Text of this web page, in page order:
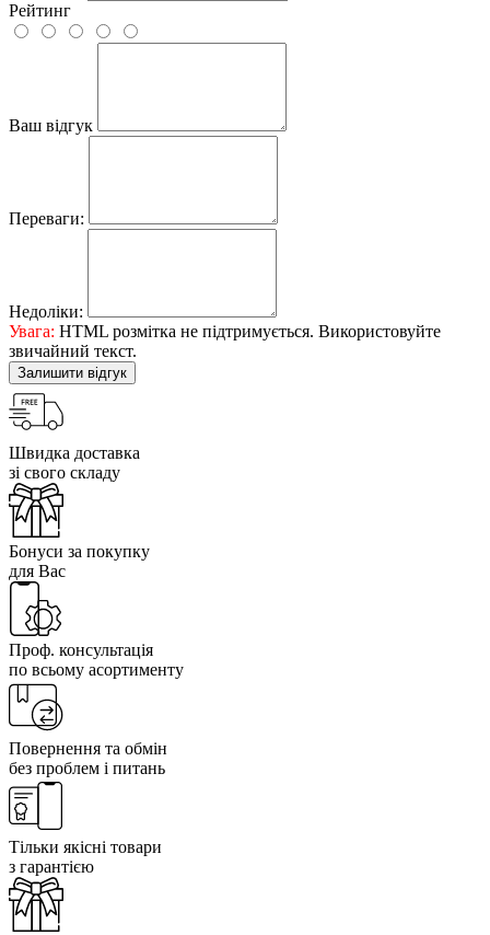
Рейтинг
Ваш відгук
Переваги:
Недоліки:
Увага: HTML розмітка не підтримується. Використовуйте
звичайний текст.
Залишити відгук
Швидка доставка
зі свого складу
Бонуси за покупку
для Вас
Проф. консультація
по всьому асортименту
Повернення та обмін
без проблем і питань
Тільки якісні товари
з гарантією